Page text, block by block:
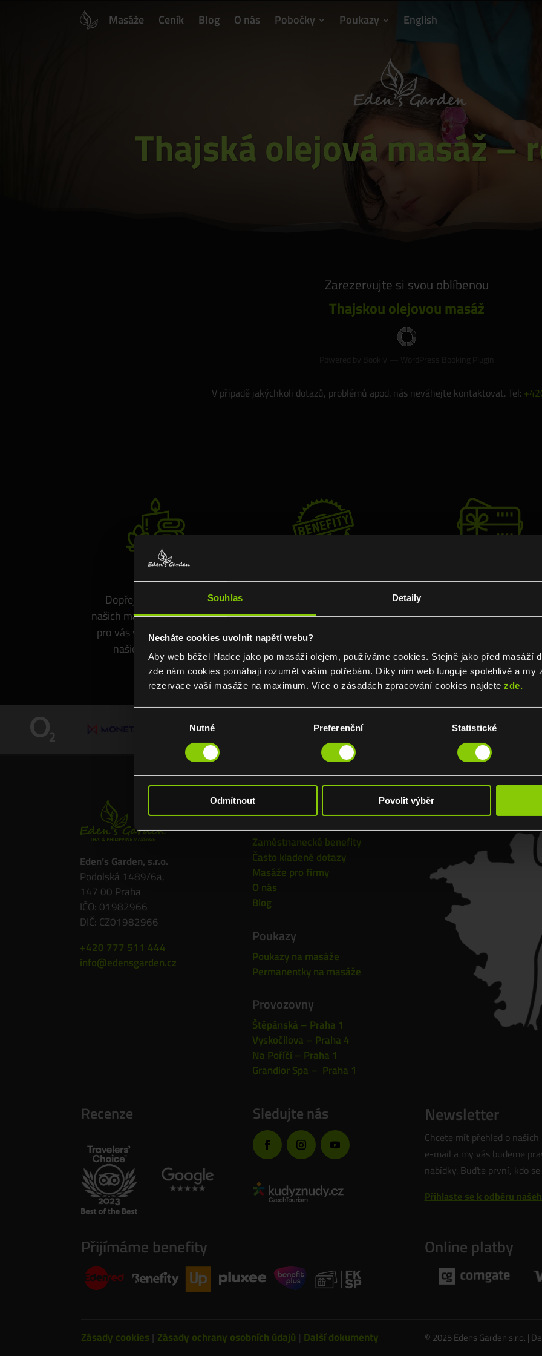
Souhlas Detaily
Necháte cookies uvolnit napětí webu?
Aby web běžel hladce jako po masáži olejem, používáme cookies. Stejně jako před masáží
zde nám cookies pomáhají rozumět vašim potřebám. Díky nim web funguje spolehlivě a my
rezervace vaší masáže na maximum. Více o zásadách zpracování cookies najdete zde.
Nutné Preferenční Statistické
Odmítnout Povolit výběr
Masáže Ceník Blog O nás Pobočky Poukazy English
Thajská olejová masáž –
Zarezervujte si svou oblíbenou
Thajskou olejovou masáž
V případě jakýchkoli dotazů, problémů apod. nás neváhejte kontaktovat. Tel:
Masáže
Dopřejte si relaxaci při
našich masážích, které jsme
pro vás vybrali na základě
našich zkušeností.
Benefity a FKSP
u nás to jde! Neodmítněte
tuto skvělou možnost!
A užijte si relaxaci.
Dárkové poukazy
kolegy. Darujte jim
v luxusní obálce.
Eden’s Garden, s.r.o.
Podolská 1489/6a,
147 00 Praha
IČO: 01982966
DIČ: CZ01982966
+420 777 511 444
info@edensgarden.cz
Služby
Masáže
Zaměstnanecké benefity
Často kladené dotazy
Masáže pro firmy
O nás
Blog
Poukazy
Poukazy na masáže
Permanentky na masáže
Provozovny
Štěpánská – Praha 1
Vyskočilova – Praha 4
Na Poříčí – Praha 1
Grandior Spa – Praha 1
Recenze Sledujte nás Newsletter
Chcete mít přehled o
e-mail a my vás budeme
nabídky. Buďte první, kdo
Přihlaste se k odběru
Přijímáme benefity Online platby
Zásady cookies | Zásady ochrany osobních údajů | Další dokumenty © 2025 Edens Garden s.r.o. |